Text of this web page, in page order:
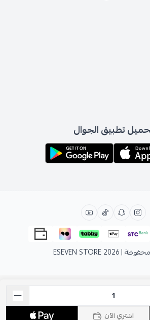
اشتري الآن
تطبيق الجوال
| 2026
ESEVEN STORE